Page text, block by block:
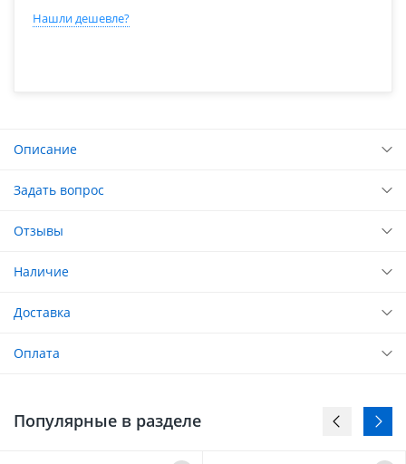
Нашли дешевле?
Описание
Задать вопрос
Отзывы
Наличие
Доставка
Оплата
Популярные в разделе